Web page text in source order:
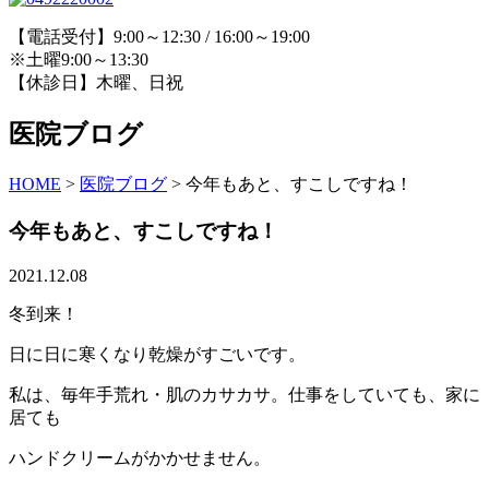
【電話受付】9:00～12:30 / 16:00～19:00
※土曜9:00～13:30
【休診日】木曜、日祝
医院ブログ
HOME > 医院ブログ > 今年もあと、すこしですね！
今年もあと、すこしですね！
2021.12.08
冬到来！
日に日に寒くなり乾燥がすごいです。
私は、毎年手荒れ・肌のカサカサ。仕事をしていても、家に
居ても
ハンドクリームがかかせません。